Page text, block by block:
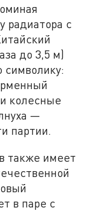
радиатора с
до 3,5 м)
символику:
колесные
—
партии.
также имеет
в паре с